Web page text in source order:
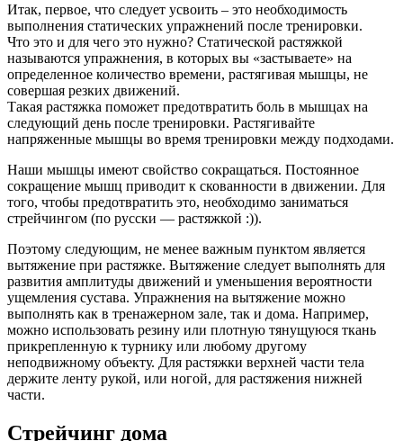
Итак, первое, что следует усвоить – это необходимость
выполнения статических упражнений после тренировки.
Что это и для чего это нужно? Статической растяжкой
называются упражнения, в которых вы «застываете» на
определенное количество времени, растягивая мышцы, не
совершая резких движений.
Такая растяжка поможет предотвратить боль в мышцах на
следующий день после тренировки. Растягивайте
напряженные мышцы во время тренировки между подходами.
Наши мышцы имеют свойство сокращаться. Постоянное
сокращение мышц приводит к скованности в движении. Для
того, чтобы предотвратить это, необходимо заниматься
стрейчингом (по русски — растяжкой :)).
Поэтому следующим, не менее важным пунктом является
вытяжение при растяжке. Вытяжение следует выполнять для
развития амплитуды движений и уменьшения вероятности
ущемления сустава. Упражнения на вытяжение можно
выполнять как в тренажерном зале, так и дома. Например,
можно использовать резину или плотную тянущуюся ткань
прикрепленную к турнику или любому другому
неподвижному объекту. Для растяжки верхней части тела
держите ленту рукой, или ногой, для растяжения нижней
части.
Стрейчинг дома